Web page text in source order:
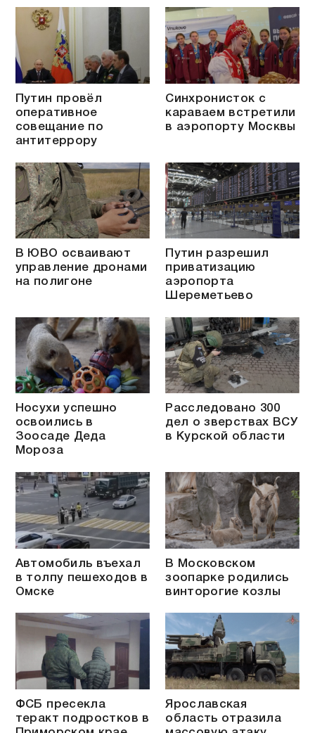
Путин провёл
оперативное
совещание по
антитеррору
Синхронисток с
караваем встретили
в аэропорту Москвы
В ЮВО осваивают
управление дронами
на полигоне
Путин разрешил
приватизацию
аэропорта
Шереметьево
Носухи успешно
освоились в
Зоосаде Деда
Мороза
Расследовано 300
дел о зверствах ВСУ
в Курской области
Автомобиль въехал
в толпу пешеходов в
Омске
В Московском
зоопарке родились
винторогие козлы
ФСБ пресекла
теракт подростков в
Ярославская
область отразила